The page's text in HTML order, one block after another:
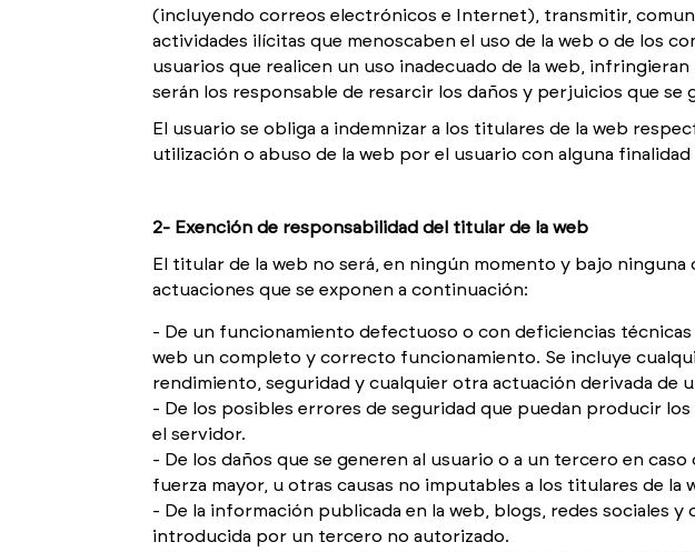
(incluyendo correos electrónicos e Internet), transmitir,
actividades ilícitas que menoscaben el uso de la web o de los
usuarios que realicen un uso inadecuado de la web,
serán los responsable de resarcir los daños y perjuicios que se
El usuario se obliga a indemnizar a los titulares de la web
utilización o abuso de la web por el usuario con alguna
2- Exención de responsabilidad del titular de la web
El titular de la web no será, en ningún momento y bajo
actuaciones que se exponen a continuación:
De un funcionamiento defectuoso o con deficiencias
web un completo y correcto funcionamiento. Se incluye
rendimiento, seguridad y cualquier otra actuación derivada de
De los posibles errores de seguridad que puedan producir
el servidor.
De los daños que se generen al usuario o a un tercero en
fuerza mayor, u otras causas no imputables a los titulares de la
De la información publicada en la web, blogs, redes sociales
introducida por un tercero no autorizado.